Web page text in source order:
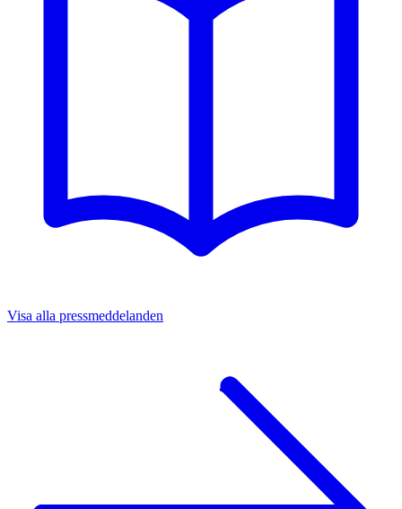
Visa alla pressmeddelanden